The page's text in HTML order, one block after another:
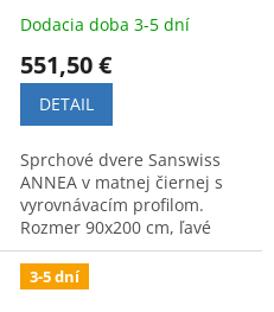
Dodacia doba 3-5 dní
551,50 €
DETAIL
Sprchové dvere Sanswiss
ANNEA v matnej čiernej s
vyrovnávacím profilom.
Rozmer 90x200 cm, ľavé
prevedenie. Kód:
AN13G09000607. Moderný
dizajn do kúpeľne.
3-5 dní